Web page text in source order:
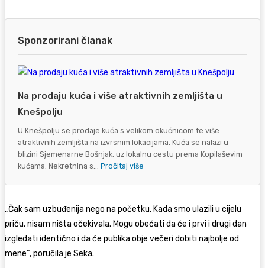
Sponzorirani članak
Na prodaju kuća i više atraktivnih zemljišta u
Knešpolju
U Knešpolju se prodaje kuća s velikom okućnicom te više
atraktivnih zemljišta na izvrsnim lokacijama. Kuća se nalazi u
blizini Sjemenarne Bošnjak, uz lokalnu cestu prema Kopilaševim
kućama. Nekretnina s... Pročitaj više
„Čak sam uzbuđenija nego na početku. Kada smo ulazili u cijelu
priču, nisam ništa očekivala. Mogu obećati da će i prvi i drugi dan
izgledati identično i da će publika obje večeri dobiti najbolje od
mene“, poručila je Seka.